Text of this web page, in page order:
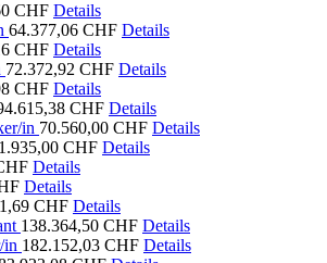
CHF Details
64.377,06 CHF Details
CHF Details
72.372,92 CHF Details
CHF Details
CHF Details
in 70.560,00 CHF Details
CHF Details
Details
Details
CHF Details
138.364,50 CHF Details
in 182.152,03 CHF Details